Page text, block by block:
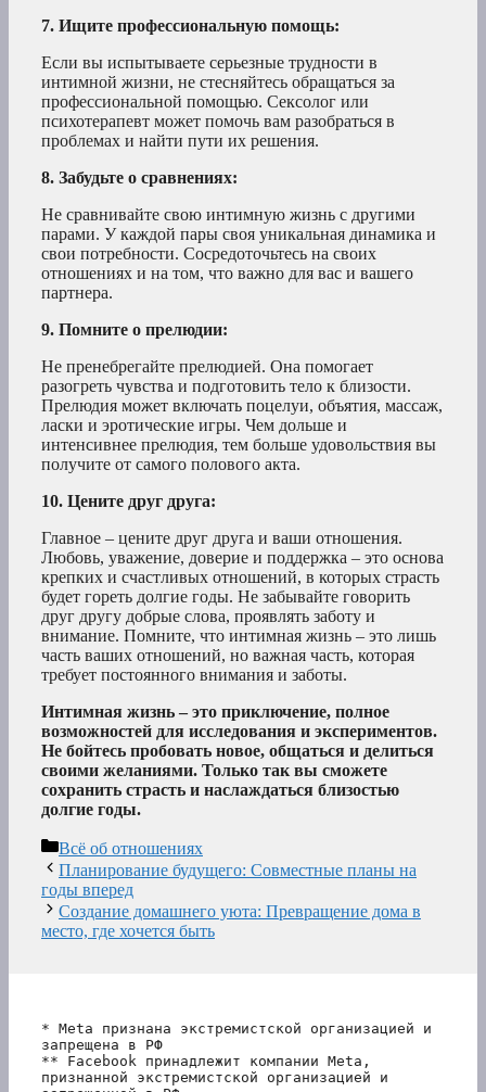
7. Ищите профессиональную помощь:
Если вы испытываете серьезные трудности в
интимной жизни, не стесняйтесь обращаться за
профессиональной помощью. Сексолог или
психотерапевт может помочь вам разобраться в
проблемах и найти пути их решения.
8. Забудьте о сравнениях:
Не сравнивайте свою интимную жизнь с другими
парами. У каждой пары своя уникальная динамика и
свои потребности. Сосредоточьтесь на своих
отношениях и на том, что важно для вас и вашего
партнера.
9. Помните о прелюдии:
Не пренебрегайте прелюдией. Она помогает
разогреть чувства и подготовить тело к близости.
Прелюдия может включать поцелуи, объятия, массаж,
ласки и эротические игры. Чем дольше и
интенсивнее прелюдия, тем больше удовольствия вы
получите от самого полового акта.
10. Цените друг друга:
Главное – цените друг друга и ваши отношения.
Любовь, уважение, доверие и поддержка – это основа
крепких и счастливых отношений, в которых страсть
будет гореть долгие годы. Не забывайте говорить
друг другу добрые слова, проявлять заботу и
внимание. Помните, что интимная жизнь – это лишь
часть ваших отношений, но важная часть, которая
требует постоянного внимания и заботы.
Интимная жизнь – это приключение, полное
возможностей для исследования и экспериментов.
Не бойтесь пробовать новое, общаться и делиться
своими желаниями. Только так вы сможете
сохранить страсть и наслаждаться близостью
долгие годы.
Рубрики
Всё об отношениях
Планирование будущего: Совместные планы на
годы вперед
Создание домашнего уюта: Превращение дома в
место, где хочется быть
* Meta признана экстремистской организацией и
запрещена в РФ
** Facebook принадлежит компании Meta,
признанной экстремистской организацией и